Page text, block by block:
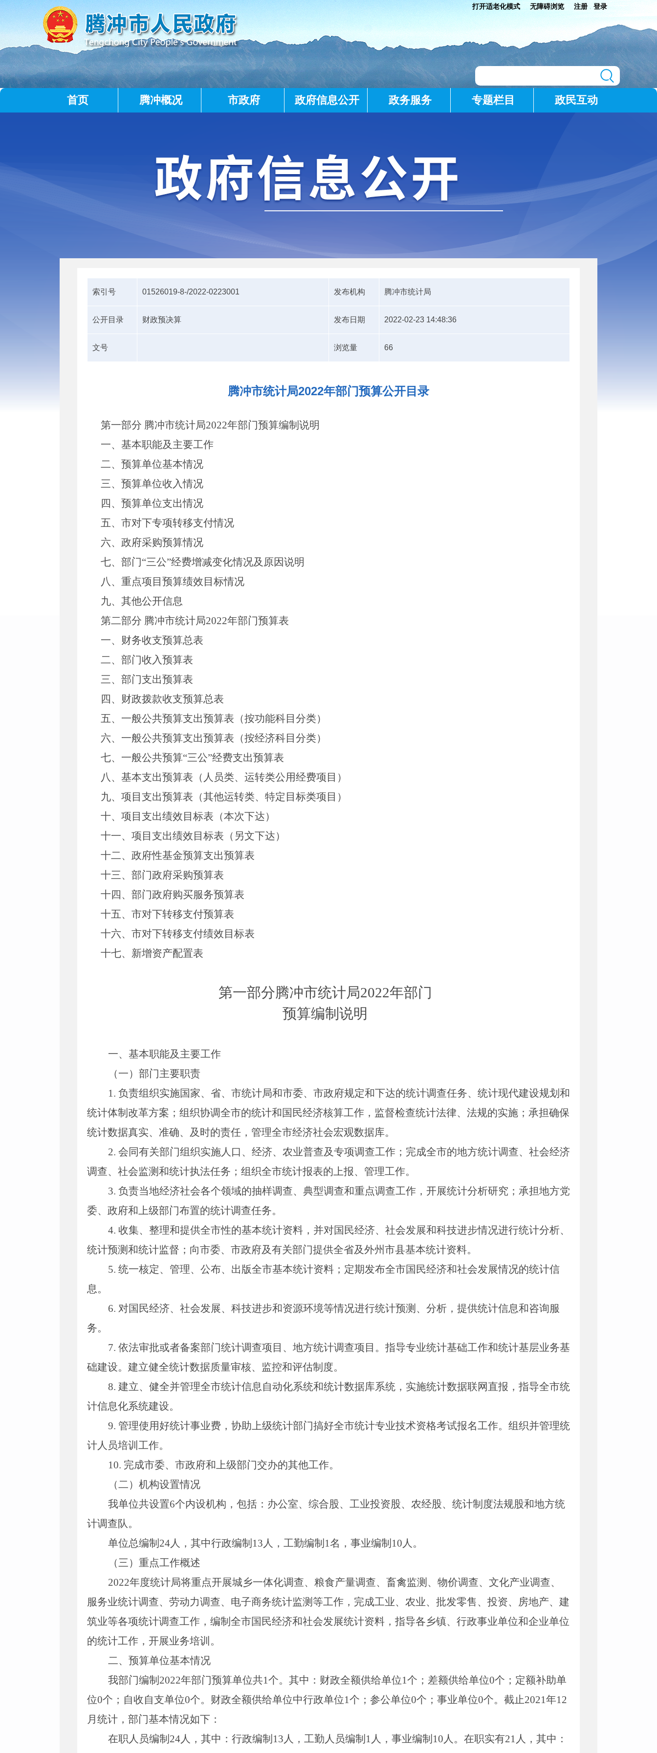
打开适老化模式 无障碍浏览 注册 登录
首页 腾冲概况 市政府 政府信息公开 政务服务 专题栏目 政民互动
索引号 01526019-8-/2022-0223001 发布机构 腾冲市统计局
公开目录 财政预决算 发布日期 2022-02-23 14:48:36
文号 浏览量 66
腾冲市统计局2022年部门预算公开目录
第一部分 腾冲市统计局2022年部门预算编制说明
一、基本职能及主要工作
二、预算单位基本情况
三、预算单位收入情况
四、预算单位支出情况
五、市对下专项转移支付情况
六、政府采购预算情况
七、部门“三公”经费增减变化情况及原因说明
八、重点项目预算绩效目标情况
九、其他公开信息
第二部分 腾冲市统计局2022年部门预算表
一、财务收支预算总表
二、部门收入预算表
三、部门支出预算表
四、财政拨款收支预算总表
五、一般公共预算支出预算表（按功能科目分类）
六、一般公共预算支出预算表（按经济科目分类）
七、一般公共预算“三公”经费支出预算表
八、基本支出预算表（人员类、运转类公用经费项目）
九、项目支出预算表（其他运转类、特定目标类项目）
十、项目支出绩效目标表（本次下达）
十一、项目支出绩效目标表（另文下达）
十二、政府性基金预算支出预算表
十三、部门政府采购预算表
十四、部门政府购买服务预算表
十五、市对下转移支付预算表
十六、市对下转移支付绩效目标表
十七、新增资产配置表
第一部分腾冲市统计局2022年部门
预算编制说明
一、基本职能及主要工作
（一）部门主要职责
1. 负责组织实施国家、省、市统计局和市委、市政府规定和下达的统计调查任务、统计现代建设规划和
统计体制改革方案；组织协调全市的统计和国民经济核算工作，监督检查统计法律、法规的实施；承担确保
统计数据真实、准确、及时的责任，管理全市经济社会宏观数据库。
2. 会同有关部门组织实施人口、经济、农业普查及专项调查工作；完成全市的地方统计调查、社会经济
调查、社会监测和统计执法任务；组织全市统计报表的上报、管理工作。
3. 负责当地经济社会各个领域的抽样调查、典型调查和重点调查工作，开展统计分析研究；承担地方党
委、政府和上级部门布置的统计调查任务。
4. 收集、整理和提供全市性的基本统计资料，并对国民经济、社会发展和科技进步情况进行统计分析、
统计预测和统计监督；向市委、 市政府及有关部门提供全省及外州市县基本统计资料。
5. 统一核定、管理、公布、出版全市基本统计资料；定期发布全市国民经济和社会发展情况的统计信
息。
6. 对国民经济、社会发展、科技进步和资源环境等情况进行统计预测、分析，提供统计信息和咨询服
务。
7. 依法审批或者备案部门统计调查项目、地方统计调查项目。指导专业统计基础工作和统计基层业务基
础建设。建立健全统计数据质量审核、监控和评估制度。
8. 建立、健全并管理全市统计信息自动化系统和统计数据库系统，实施统计数据联网直报，指导全市统
计信息化系统建设。
9. 管理使用好统计事业费，协助上级统计部门搞好全市统计专业技术资格考试报名工作。组织并管理统
计人员培训工作。
10. 完成市委、市政府和上级部门交办的其他工作。
（二）机构设置情况
我单位共设置6个内设机构，包括： 办公室、综合股、 工业投资股、农经股、统计制度法规股和地方统
计调查队。
单位总编制 24人，其中行政编制 13人，工勤编制 1名，事业编制 10人。
（三）重点工作概述
2022年度统计局将重点开展城乡一体化调查、粮食产量调查、畜禽监测、物价调查、文化产业调查、
服务业统计调查、 劳动力调查、 电子商务统计监测等工作，完成工业、农业、批发零售、投资、房地产、建
筑业等各项统计调查工作，编制全市国民经济和社会发展统计资料，指导各乡镇、行政事业单位和企业单位
的统计工作，开展业务培训。
二、预算单位基本情况
我部门编制 2022年部门预算单位共1个。其中：财政全额供给单位1个；差额供给单位0个；定额补助单
位0个；自收自支单位0个。财政全额供给单位中行政单位1个；参公单位0个；事业单位0个。截止2021年12
月统计，部门基本情况如下：
在职人员编制 24人，其中：行政编制 13人，工勤人员编制 1人，事业编制 10人。在职实有21人，其中：